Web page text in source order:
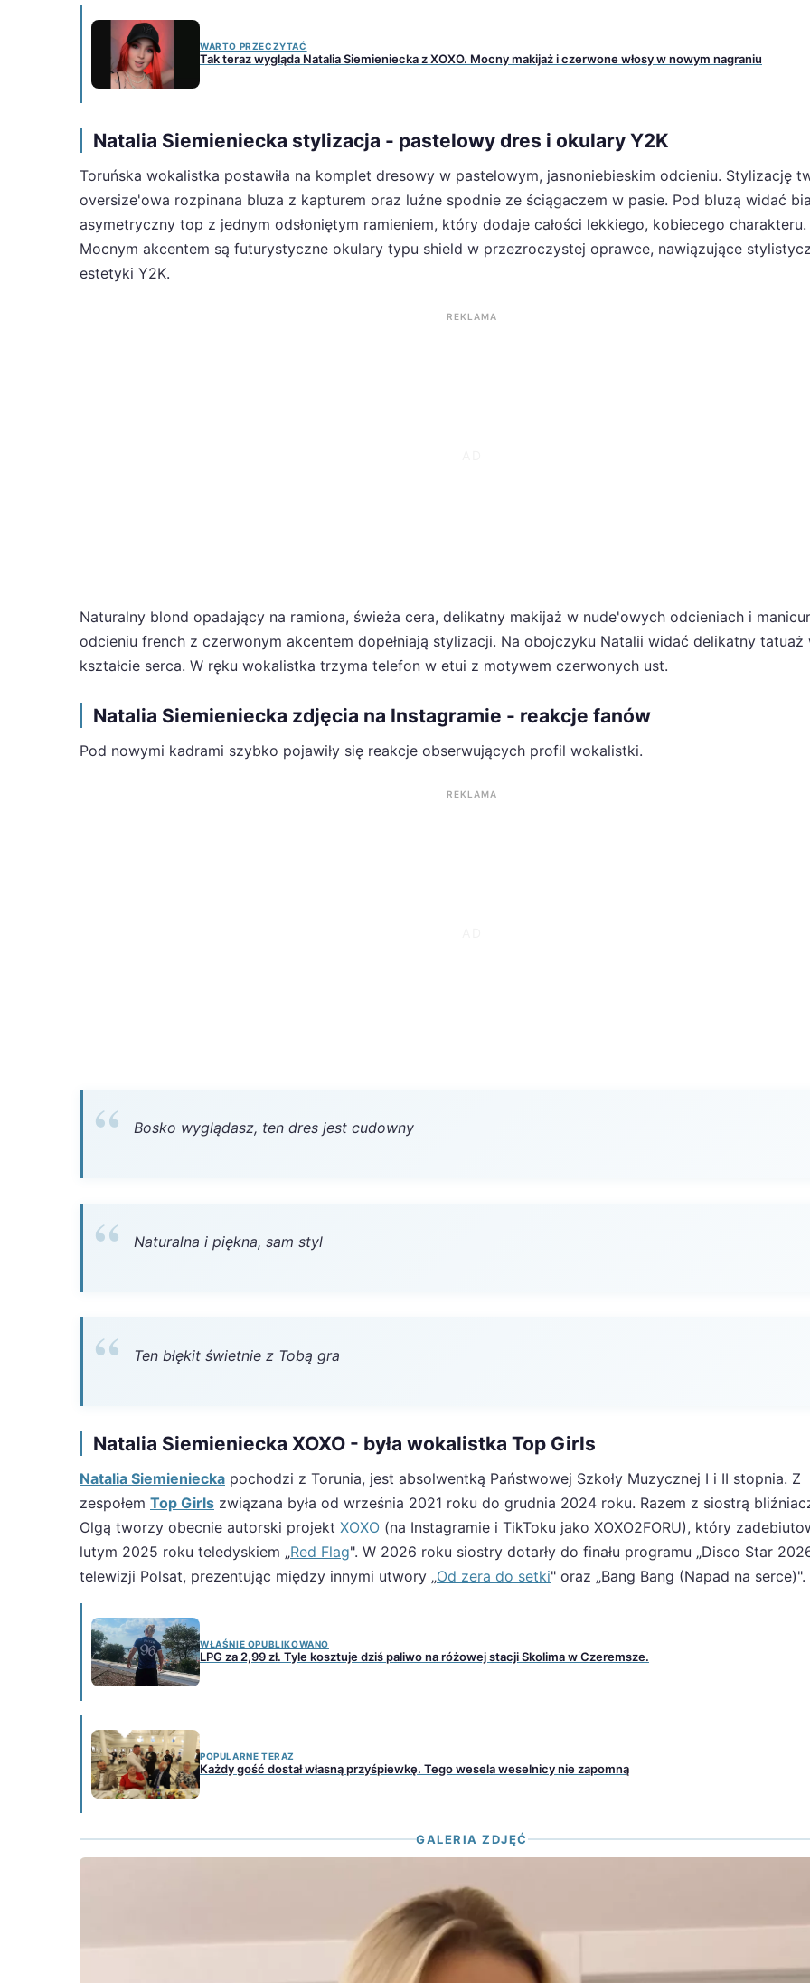
WARTO PRZECZYTAĆ
Tak teraz wygląda Natalia Siemieniecka z XOXO. Mocny makijaż i czerwone włosy w nowym nagraniu
Natalia Siemieniecka stylizacja - pastelowy dres i okulary Y2K
Toruńska wokalistka postawiła na komplet dresowy w pastelowym, jasnoniebieskim odcieniu. Stylizację
oversize'owa rozpinana bluza z kapturem oraz luźne spodnie ze ściągaczem w pasie. Pod bluzą widać
asymetryczny top z jednym odsłoniętym ramieniem, który dodaje całości lekkiego, kobiecego charakteru.
Mocnym akcentem są futurystyczne okulary typu shield w przezroczystej oprawce, nawiązujące
estetyki Y2K.
REKLAMA
Naturalny blond opadający na ramiona, świeża cera, delikatny makijaż w nude'owych odcieniach i
odcieniu french z czerwonym akcentem dopełniają stylizacji. Na obojczyku Natalii widać delikatny tatuaż
kształcie serca. W ręku wokalistka trzyma telefon w etui z motywem czerwonych ust.
Natalia Siemieniecka zdjęcia na Instagramie - reakcje fanów
Pod nowymi kadrami szybko pojawiły się reakcje obserwujących profil wokalistki.
REKLAMA
Bosko wyglądasz, ten dres jest cudowny
Naturalna i piękna, sam styl
Ten błękit świetnie z Tobą gra
Natalia Siemieniecka XOXO - była wokalistka Top Girls
Natalia Siemieniecka pochodzi z Torunia, jest absolwentką Państwowej Szkoły Muzycznej I i II stopnia. Z
zespołem Top Girls związana była od września 2021 roku do grudnia 2024 roku. Razem z siostrą
Olgą tworzy obecnie autorski projekt XOXO (na Instagramie i TikToku jako XOXO2FORU), który
lutym 2025 roku teledyskiem „Red Flag". W 2026 roku siostry dotarły do finału programu „Disco Star
telewizji Polsat, prezentując między innymi utwory „Od zera do setki" oraz „Bang Bang (Napad na serce)".
WŁAŚNIE OPUBLIKOWANO
LPG za 2,99 zł. Tyle kosztuje dziś paliwo na różowej stacji Skolima w Czeremsze.
POPULARNE TERAZ
Każdy gość dostał własną przyśpiewkę. Tego wesela weselnicy nie zapomną
GALERIA ZDJĘĆ